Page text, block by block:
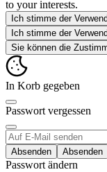
to your interests.
Ich stimme der
Ich stimme der
Sie können die
In Korb gegeben
Passwort vergessen
Absenden
Passwort ändern